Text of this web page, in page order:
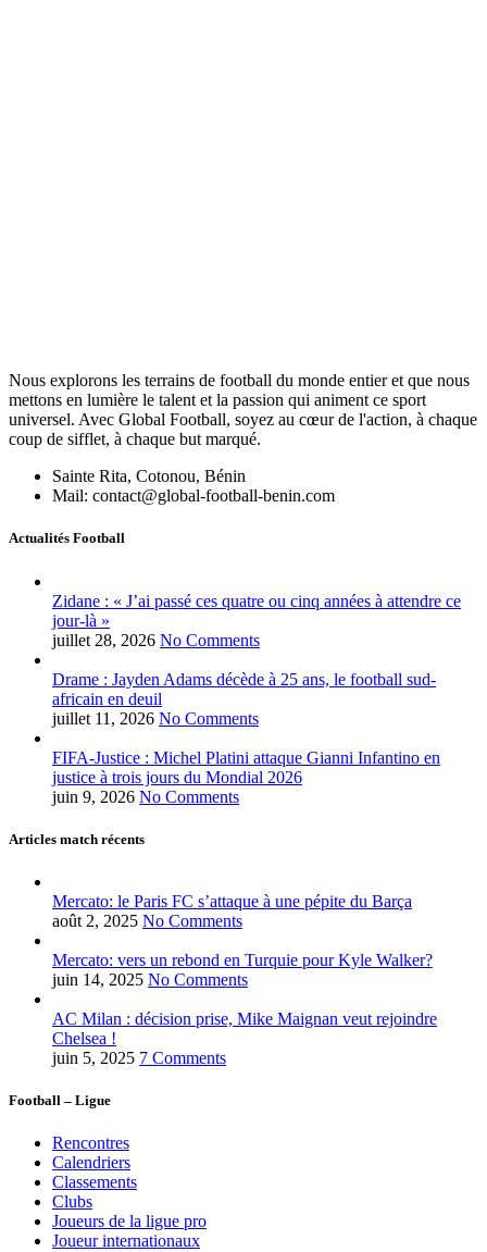
Nous explorons les terrains de football du monde entier et que nous
mettons en lumière le talent et la passion qui animent ce sport
universel. Avec Global Football, soyez au cœur de l'action, à chaque
coup de sifflet, à chaque but marqué.
Sainte Rita, Cotonou, Bénin
Mail: contact@global-football-benin.com
Actualités Football
Zidane : « J’ai passé ces quatre ou cinq années à attendre ce
jour-là »
juillet 28, 2026 No Comments
Drame : Jayden Adams décède à 25 ans, le football sud-
africain en deuil
juillet 11, 2026 No Comments
FIFA-Justice : Michel Platini attaque Gianni Infantino en
justice à trois jours du Mondial 2026
juin 9, 2026 No Comments
Articles match récents
Mercato: le Paris FC s’attaque à une pépite du Barça
août 2, 2025 No Comments
Mercato: vers un rebond en Turquie pour Kyle Walker?
juin 14, 2025 No Comments
AC Milan : décision prise, Mike Maignan veut rejoindre
Chelsea !
juin 5, 2025 7 Comments
Football – Ligue
Rencontres
Calendriers
Classements
Clubs
Joueurs de la ligue pro
Joueur internationaux